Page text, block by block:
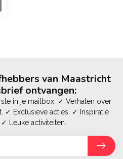
van Maastricht
ontvangen:
in je mailbox. ✓ Verhalen over
✓ Exclusieve acties. ✓ Inspiratie
Leuke activiteiten.